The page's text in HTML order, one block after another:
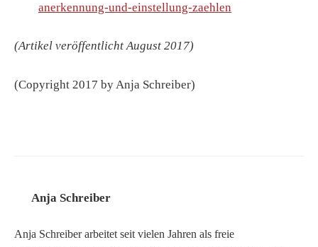
anerkennung-und-einstellung-zaehlen
(Artikel veröffentlicht August 2017)
(Copyright 2017 by Anja Schreiber)
Anja Schreiber
Anja Schreiber arbeitet seit vielen Jahren als freie